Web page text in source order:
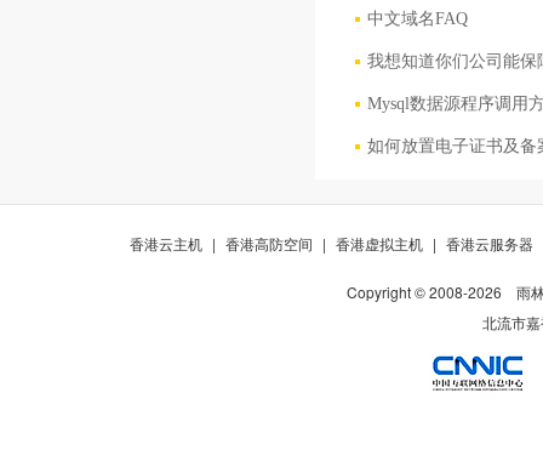
中文域名FAQ
我想知道你们公司能
Mysql数据源程序调用
如何放置电子证书及备
香港云主机 | 香港高防空间 | 香港虚拟主机 | 香港云服务器
Copyright © 2008-2026
雨
北流市